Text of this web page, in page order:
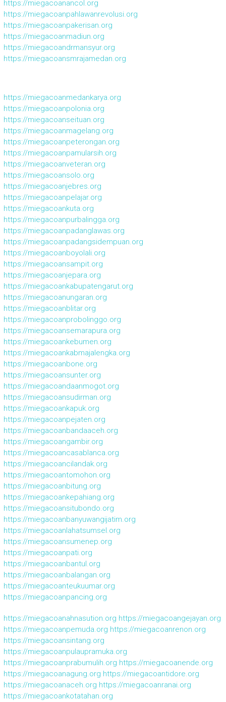
https://miegacoanancol.org
https://miegacoanpahlawanrevolusi.org
https://miegacoanpakerisan.org
https://miegacoanmadiun.org
https://miegacoandrmansyur.org
https://miegacoansmrajamedan.org
https://miegacoanmedankarya.org
https://miegacoanpolonia.org
https://miegacoanseituan.org
https://miegacoanmagelang.org
https://miegacoanpeterongan.org
https://miegacoanpamularsih.org
https://miegacoanveteran.org
https://miegacoansolo.org
https://miegacoanjebres.org
https://miegacoanpelajar.org
https://miegacoankuta.org
https://miegacoanpurbalingga.org
https://miegacoanpadanglawas.org
https://miegacoanpadangsidempuan.org
https://miegacoanboyolali.org
https://miegacoansampit.org
https://miegacoanjepara.org
https://miegacoankabupatengarut.org
https://miegacoanungaran.org
https://miegacoanblitar.org
https://miegacoanprobolinggo.org
https://miegacoansemarapura.org
https://miegacoankebumen.org
https://miegacoankabmajalengka.org
https://miegacoanbone.org
https://miegacoansunter.org
https://miegacoandaanmogot.org
https://miegacoansudirman.org
https://miegacoankapuk.org
https://miegacoanpejaten.org
https://miegacoanbandaaceh.org
https://miegacoangambir.org
https://miegacoancasablanca.org
https://miegacoancilandak.org
https://miegacoantomohon.org
https://miegacoanbitung.org
https://miegacoankepahiang.org
https://miegacoansitubondo.org
https://miegacoanbanyuwangijatim.org
https://miegacoanlahatsumsel.org
https://miegacoansumenep.org
https://miegacoanpati.org
https://miegacoanbantul.org
https://miegacoanbalangan.org
https://miegacoanteukuumar.org
https://miegacoanpancing.org
https://miegacoanahnasution.org https://miegacoangejayan.org
https://miegacoanpemuda.org https://miegacoanrenon.org
https://miegacoansintang.org
https://miegacoanpulaupramuka.org
https://miegacoanprabumulih.org https://miegacoanende.org
https://miegacoanagung.org https://miegacoantidore.org
https://miegacoanaceh.org https://miegacoanranai.org
https://miegacoankotatahan.org